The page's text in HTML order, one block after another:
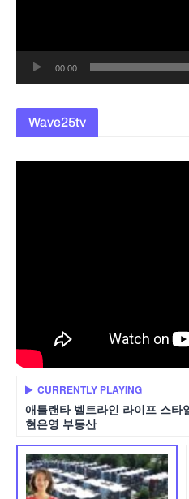
00:00
Wave25tv
CURRENTLY PLAYING
애틀랜타 벨트라인 라이프 스타
현은영 부동산